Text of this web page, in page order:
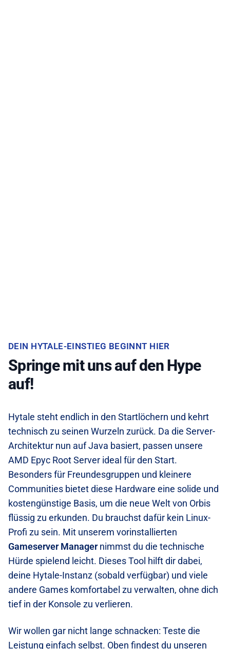
DEIN HYTALE-EINSTIEG BEGINNT HIER
Springe mit uns auf den Hype
auf!
Hytale steht endlich in den Startlöchern und kehrt
technisch zu seinen Wurzeln zurück. Da die Server-
Architektur nun auf Java basiert, passen unsere
AMD Epyc Root Server ideal für den Start.
Besonders für Freundesgruppen und kleinere
Communities bietet diese Hardware eine solide und
kostengünstige Basis, um die neue Welt von Orbis
flüssig zu erkunden. Du brauchst dafür kein Linux-
Profi zu sein. Mit unserem vorinstallierten
Gameserver Managernimmst du die technische
Hürde spielend leicht. Dieses Tool hilft dir dabei,
deine Hytale-Instanz (sobald verfügbar) und viele
andere Games komfortabel zu verwalten, ohne dich
tief in der Konsole zu verlieren.
Wir wollen gar nicht lange schnacken: Teste die
Leistung einfach selbst. Oben findest du unseren